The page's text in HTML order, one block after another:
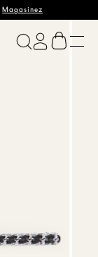
Magasinez